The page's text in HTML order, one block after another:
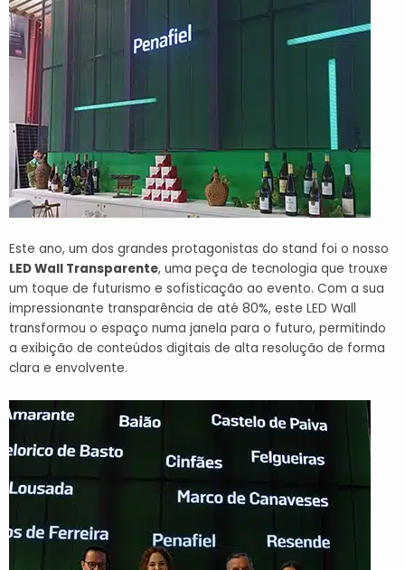
Este ano, um dos grandes protagonistas do stand foi o nosso
LED Wall Transparente, uma peça de tecnologia que trouxe
um toque de futurismo e sofisticação ao evento. Com a sua
impressionante transparência de até 80%, este LED Wall
transformou o espaço numa janela para o futuro, permitindo
a exibição de conteúdos digitais de alta resolução de forma
clara e envolvente.